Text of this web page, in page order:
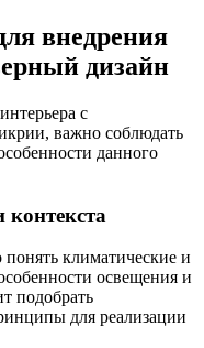
внедрения
дизайн
с
важно соблюдать
данного
климатические и
освещения и
подобрать
для реализации